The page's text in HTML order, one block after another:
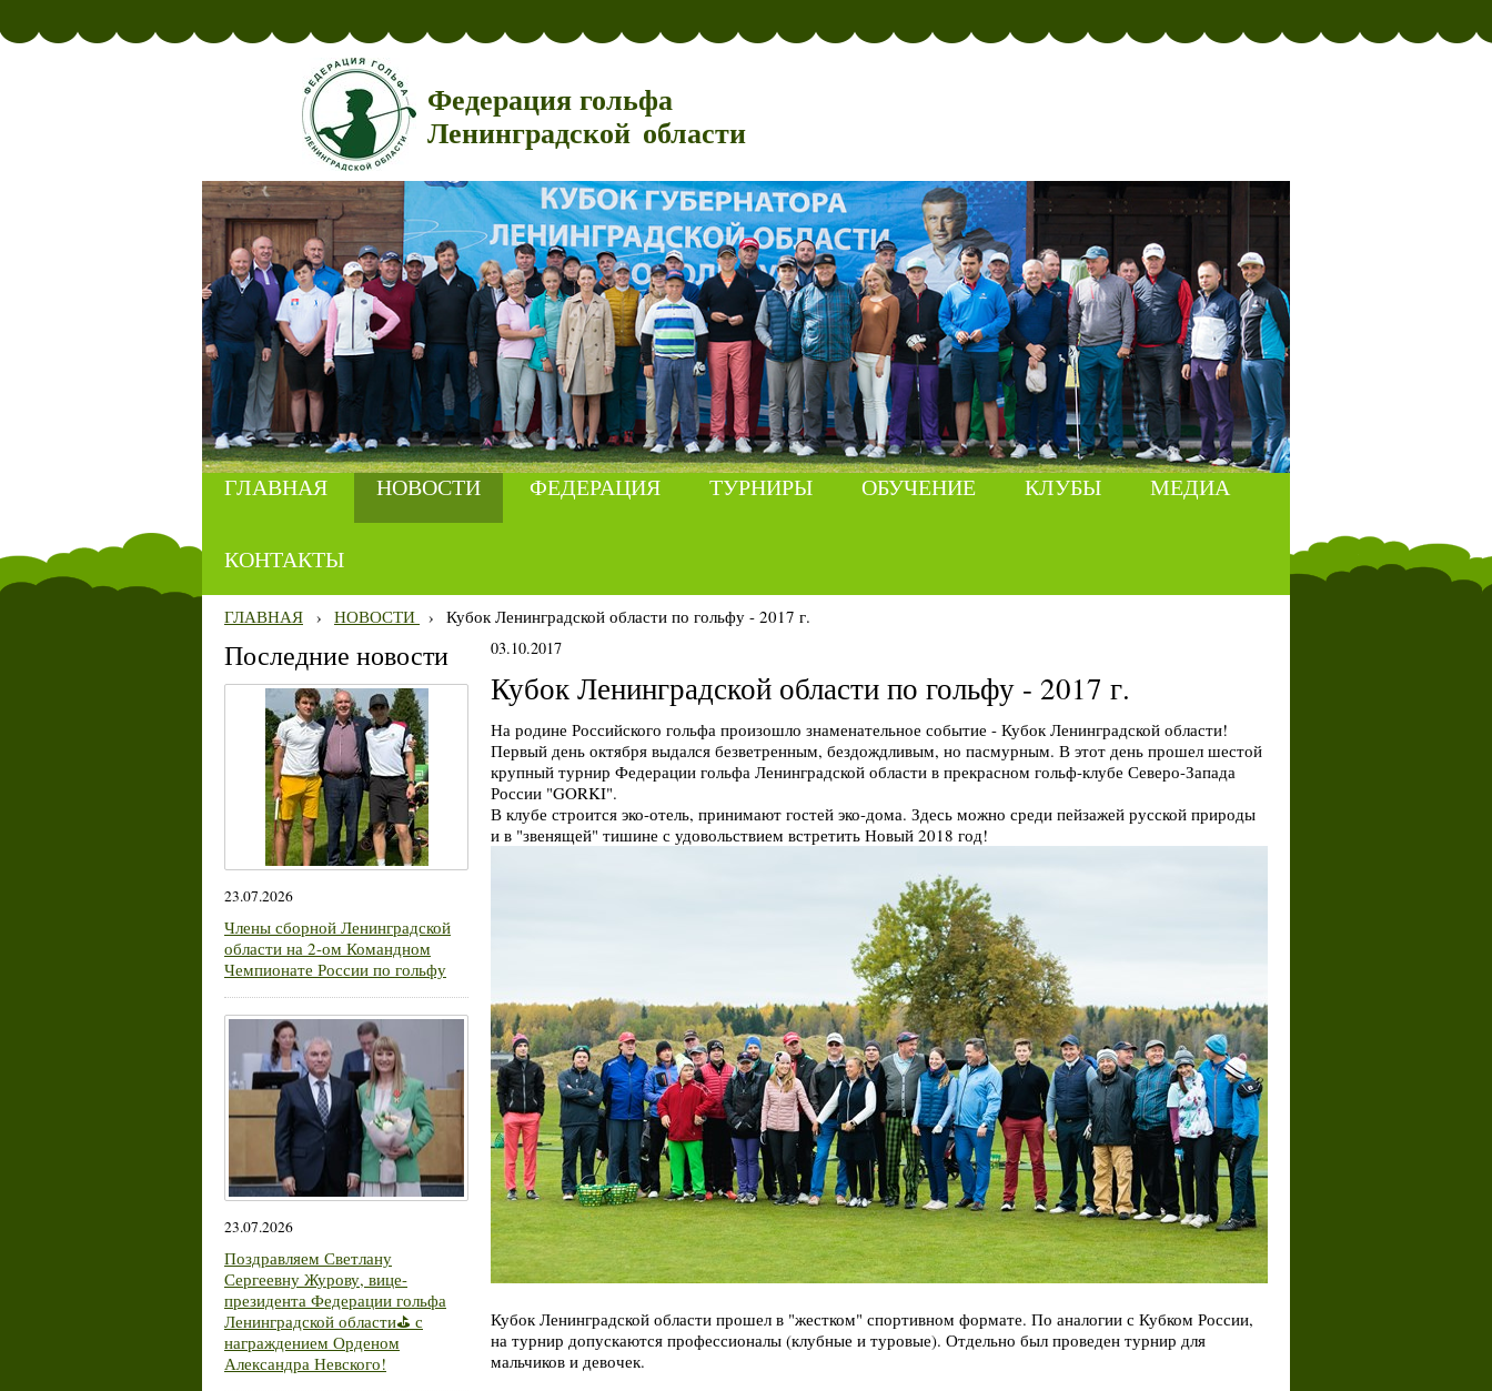
Федерация гольфа
Ленинградской области
ГЛАВНАЯ НОВОСТИ ФЕДЕРАЦИЯ ТУРНИРЫ ОБУЧЕНИЕ КЛУБЫ МЕДИА
КОНТАКТЫ
ГЛАВНАЯ › НОВОСТИ › Кубок Ленинградской области по гольфу - 2017 г.
Последние новости
23.07.2026
Члены сборной Ленинградской
области на 2-ом Командном
Чемпионате России по гольфу
23.07.2026
Поздравляем Светлану
Сергеевну Журову, вице-
президента Федерации гольфа
Ленинградской области⛳ с
награждением Орденом
Александра Невского!
03.10.2017
Кубок Ленинградской области по гольфу - 2017 г.
На родине Российского гольфа произошло знаменательное событие - Кубок Ленинградской области!
Первый день октября выдался безветренным, бездождливым, но пасмурным. В этот день прошел шестой
крупный турнир Федерации гольфа Ленинградской области в прекрасном гольф-клубе Северо-Запада
России "GORKI".
В клубе строится эко-отель, принимают гостей эко-дома. Здесь можно среди пейзажей русской природы
и в "звенящей" тишине с удовольствием встретить Новый 2018 год!
Кубок Ленинградской области прошел в "жестком" спортивном формате. По аналогии с Кубком России,
на турнир допускаются профессионалы (клубные и туровые). Отдельно был проведен турнир для
мальчиков и девочек.